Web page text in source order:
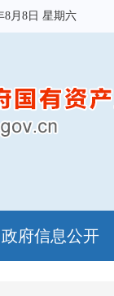
8月8日 星期六
政府信息公开